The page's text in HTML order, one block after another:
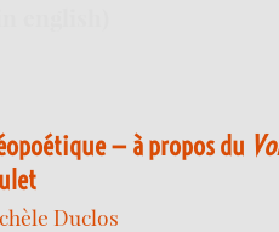
— à propos du
Duclos